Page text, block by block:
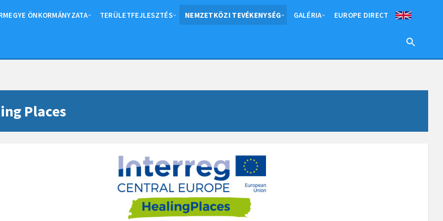
ÖNKORMÁNYZATA TERÜLETFEJLESZTÉS NEMZETKÖZI TEVÉKENYSÉG GALÉRIA EUROPE DIRECT
Places